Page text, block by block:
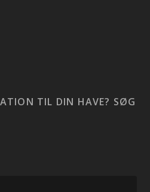
TIL DIN HAVE? SØG